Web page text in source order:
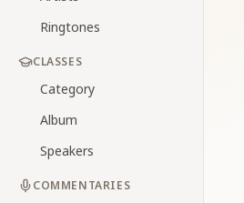
Ringtones
CLASSES
Category
Album
Speakers
COMMENTARIES